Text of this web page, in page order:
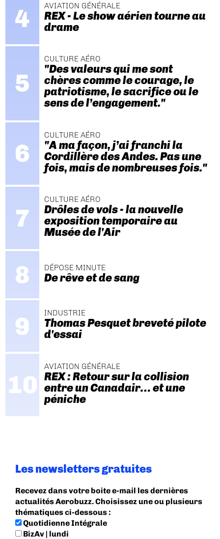
AVIATION GÉNÉRALE
REX - Le show aérien tourne au
drame
CULTURE AÉRO
"Des valeurs qui me sont
chères comme le courage, le
patriotisme, le sacrifice ou le
sens de l’engagement."
CULTURE AÉRO
"A ma façon, j’ai franchi la
Cordillère des Andes. Pas une
fois, mais de nombreuses fois."
CULTURE AÉRO
Drôles de vols - la nouvelle
exposition temporaire au
Musée de l'Air
DÉPOSE MINUTE
De rêve et de sang
INDUSTRIE
Thomas Pesquet breveté pilote
d'essai
AVIATION GÉNÉRALE
REX : Retour sur la collision
entre un Canadair… et une
péniche
Les newsletters gratuites
Recevez dans votre boite e-mail les dernières
actualités Aerobuzz. Choisissez une ou plusieurs
thématiques ci-dessous :
Quotidienne Intégrale
BizAv | lundi